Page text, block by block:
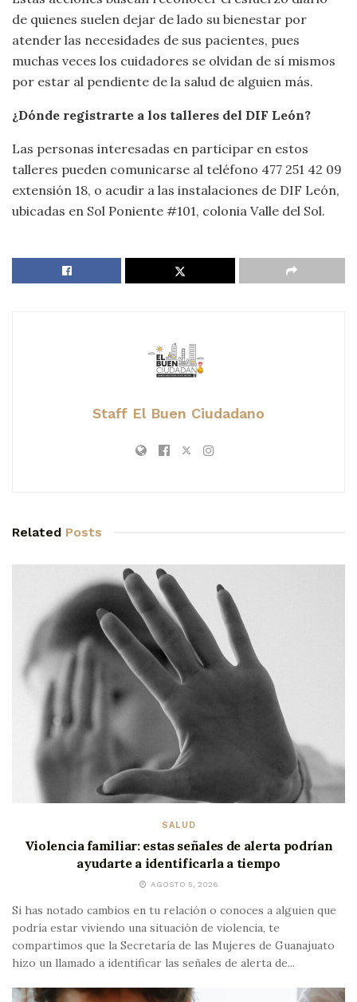
de quienes suelen dejar de lado su bienestar por
atender las necesidades de sus pacientes, pues
muchas veces los cuidadores se olvidan de sí mismos
por estar al pendiente de la salud de alguien más.
¿Dónde registrarte a los talleres del DIF León?
Las personas interesadas en participar en estos
talleres pueden comunicarse al teléfono 477 251 42 09
extensión 18, o acudir a las instalaciones de DIF León,
ubicadas en Sol Poniente #101, colonia Valle del Sol.
Staff El Buen Ciudadano
Related Posts
SALUD
Violencia familiar: estas señales de alerta podrían
ayudarte a identificarla a tiempo
AGOSTO 5, 2026
Si has notado cambios en tu relación o conoces a alguien que
podría estar viviendo una situación de violencia, te
compartimos que la Secretaría de las Mujeres de Guanajuato
hizo un llamado a identificar las señales de alerta de...